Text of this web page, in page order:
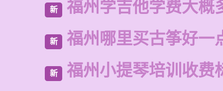
新 福州学吉他学费大概
新 福州哪里买古筝好一
新 福州小提琴培训收费